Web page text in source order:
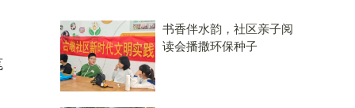
书香伴水韵，社区亲子阅
读会播撒环保种子